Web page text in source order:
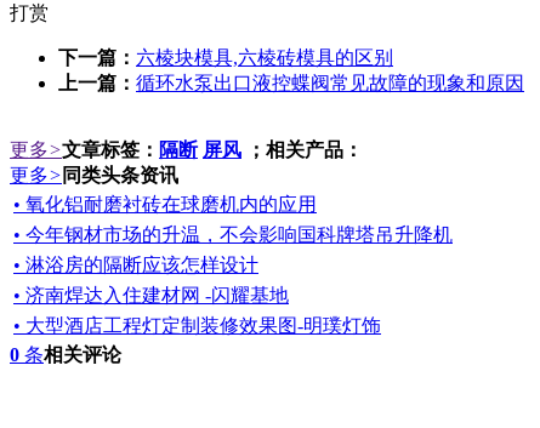
打赏
下一篇： 六棱块模具,六棱砖模具的区别
上一篇： 循环水泵出口液控蝶阀常见故障的现象和原因
更多>文章标签： 隔断 屏风 ；相关产品：
更多> 同类头条资讯
• 氧化铝耐磨衬砖在球磨机内的应用
• 今年钢材市场的升温，不会影响国科牌塔吊升降机
• 淋浴房的隔断应该怎样设计
• 济南焊达入住建材网 -闪耀基地
• 大型酒店工程灯定制装修效果图-明璞灯饰
0 条相关评论